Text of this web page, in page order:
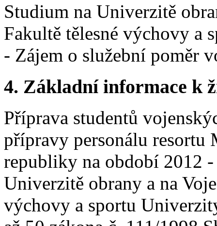
Studium na Univerzitě
Fakultě tělesné výchovy a
- Zájem o služební poměr
4. Základní informace k
Příprava studentů
přípravy personálu resortu
republiky na období 2012
Univerzitě obrany a na
výchovy a sportu